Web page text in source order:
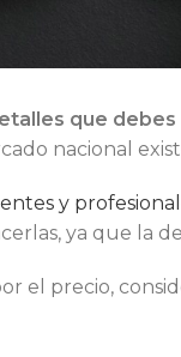
que
nacional
y
ya que la
el precio,